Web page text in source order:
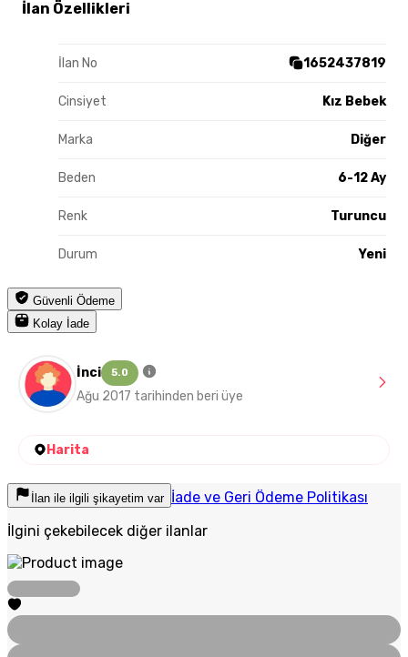
İlan Özellikleri
İlan No 1652437819
Cinsiyet Kız Bebek
Marka Diğer
Beden 6-12 Ay
Renk Turuncu
Durum Yeni
Güvenli Ödeme
Kolay İade
İnci 5.0
Ağu 2017 tarihinden beri üye
Harita
İlan ile ilgili şikayetim var İade ve Geri Ödeme Politikası
İlgini çekebilecek diğer ilanlar